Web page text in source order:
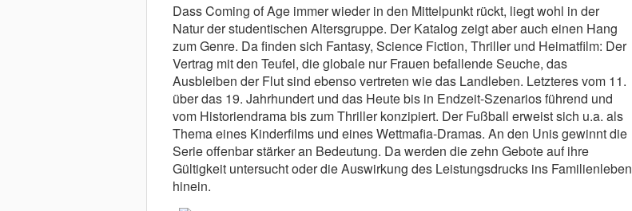
Dass Coming of Age immer wieder in den Mittelpunkt rückt, liegt wohl in der
Natur der studentischen Altersgruppe. Der Katalog zeigt aber auch einen Hang
zum Genre. Da finden sich Fantasy, Science Fiction, Thriller und Heimatfilm: Der
Vertrag mit den Teufel, die globale nur Frauen befallende Seuche, das
Ausbleiben der Flut sind ebenso vertreten wie das Landleben. Letzteres vom 11.
über das 19. Jahrhundert und das Heute bis in Endzeit-Szenarios führend und
vom Historiendrama bis zum Thriller konzipiert. Der Fußball erweist sich u.a. als
Thema eines Kinderfilms und eines Wettmafia-Dramas. An den Unis gewinnt die
Serie offenbar stärker an Bedeutung. Da werden die zehn Gebote auf ihre
Gültigkeit untersucht oder die Auswirkung des Leistungsdrucks ins Familienleben
hinein.